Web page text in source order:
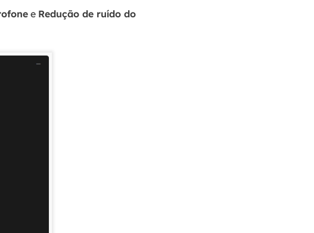
e Redução de ruído do